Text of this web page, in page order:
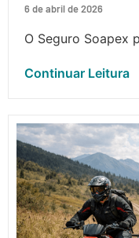
6 de abril de 2026
O Seguro Soapex
Continuar Leitura